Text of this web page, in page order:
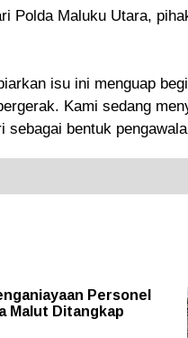
Polda Maluku Utara,
isu ini menguap
Kami sedang
sebagai bentuk
Personel
Malut Ditangkap